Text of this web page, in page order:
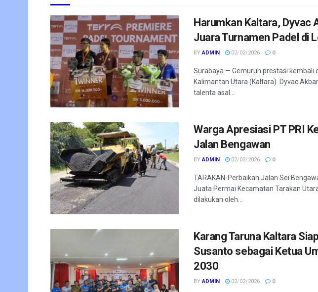
Harumkan Kaltara, Dyvac
Juara Turnamen Padel di
BY ADMIN 02/02/2026 0
Surabaya — Gemuruh prestasi kembali
Kalimantan Utara (Kaltara). Dyvac
talenta asal...
Warga Apresiasi PT PRI
Jalan Bengawan
BY ADMIN 02/02/2026 0
TARAKAN-Perbaikan Jalan Sei
Juata Permai Kecamatan Tarakan
dilakukan oleh...
Karang Taruna Kaltara
Susanto sebagai Ketua
2030
BY ADMIN 02/02/2026 0